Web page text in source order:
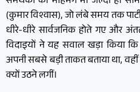
(कुमार विश्वास), जो लंबे समय तक
धीरे-धीरे सार्वजनिक होते गए और
विदाइयों ने यह सवाल खड़ा किया
अपनी सबसे बड़ी ताकत बताया था,
क्यों उठने लगीं।